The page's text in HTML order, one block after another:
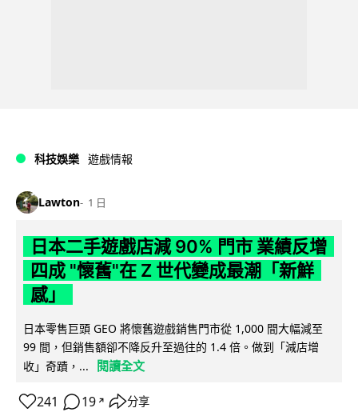
科技娛樂 遊戲情報
Lawton 1 日
日本二手遊戲店減 90% 門市 業績反增
四成 "懷舊"在 Z 世代變成最潮「新鮮
感」
日本零售巨頭 GEO 將懷舊遊戲銷售門市從 1,000 間大幅減至
99 間，但銷售額卻不降反升至過往的 1.4 倍。做到「減店增
收」奇蹟，...
閱讀全文
241 19 ↗ 分享